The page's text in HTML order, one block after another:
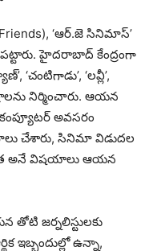
‘ఆర్.జె సినిమాస్’
హైదరాబాద్ కేంద్రంగా
‘చంటిగాడు’, ‘లవ్లీ’,
నిర్మించారు. ఆయన
అవసరం
చేశారు, సినిమా విడుదల
అనే విషయాలు ఆయన
తోటి జర్నలిస్టులకు
ఇబ్బందుల్లో ఉన్నా,